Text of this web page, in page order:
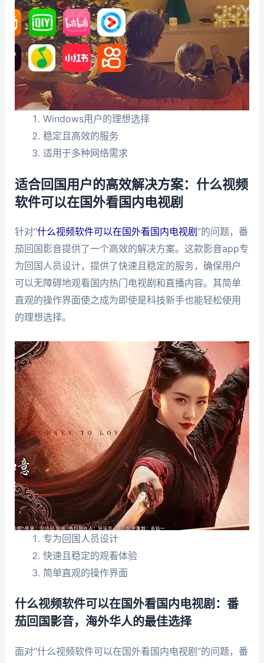
Windows用户的理想选择
稳定且高效的服务
适用于多种网络需求
适合回国用户的高效解决方案：什么视频
软件可以在国外看国内电视剧
针对“什么视频软件可以在国外看国内电视剧 ”的问题，番
茄回国影音提供了一个高效的解决方案。这款影音app专
为回国人员设计，提供了快速且稳定的服务，确保用户
可以无障碍地观看国内热门电视剧和直播内容。其简单
直观的操作界面使之成为即使是科技新手也能轻松使用
的理想选择。
专为回国人员设计
快速且稳定的观看体验
简单直观的操作界面
什么视频软件可以在国外看国内电视剧：番
茄回国影音，海外华人的最佳选择
面对“什么视频软件可以在国外看国内电视剧”的问题，番